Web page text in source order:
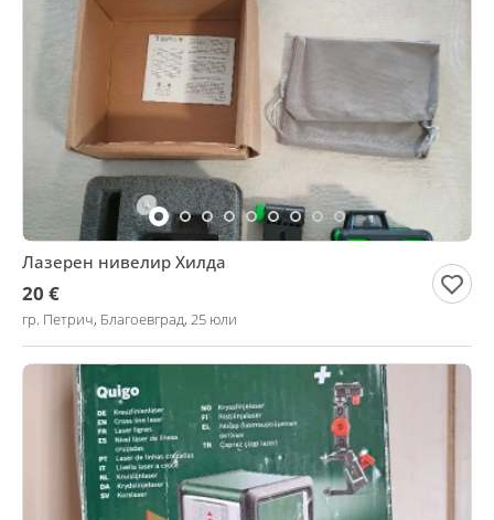
Лазерен нивелир Хилда
20 €
гр. Петрич, Благоевград, 25 юли